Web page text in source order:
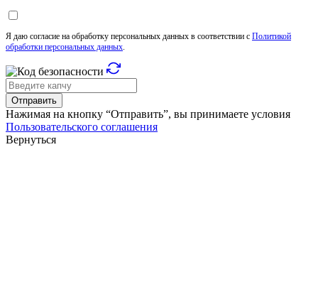
Я даю согласие на обработку персональных данных в соответствии с Политикой
обработки персональных данных
Отправить
Нажимая на кнопку “Отправить”, вы принимаете условия
Пользовательского соглашения
Вернуться